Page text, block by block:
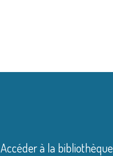
Accéder à la bibliothèque